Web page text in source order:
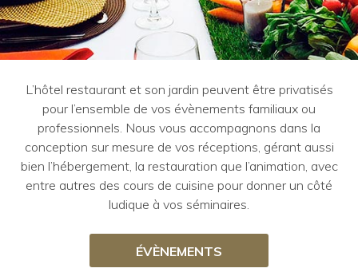
L’hôtel restaurant et son jardin peuvent être privatisés
pour l’ensemble de vos évènements familiaux ou
professionnels. Nous vous accompagnons dans la
conception sur mesure de vos réceptions, gérant aussi
bien l’hébergement, la restauration que l’animation, avec
entre autres des cours de cuisine pour donner un côté
ludique à vos séminaires.
ÉVÈNEMENTS